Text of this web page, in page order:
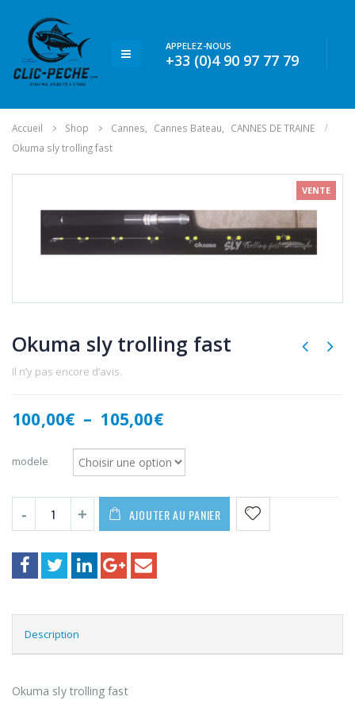
APPELEZ-NOUS
+33 (0)4 90 97 77 79
Accueil Shop Cannes Cannes Bateau
CANNES DE TRAINE
Okuma sly trolling fast
VENTE
Okuma sly trolling fast
Il n’y pas encore d’avis.
100,00€ – 105,00€Plage
prix :
100,00€
105,00€
modele
AJOUTER AU PANIER
Description
Okuma sly trolling fast